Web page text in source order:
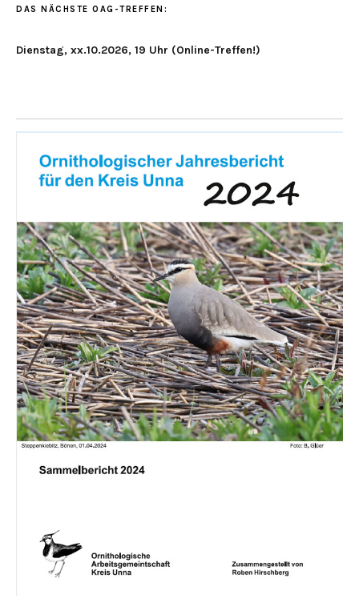
DAS NÄCHSTE OAG-TREFFEN:
Dienstag, xx.10.2026, 19 Uhr (Online-Treffen!)